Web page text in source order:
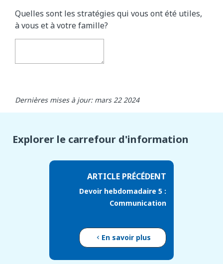
Quelles sont les stratégies qui vous ont été utiles,
à vous et à votre famille?
Dernières mises à jour: mars 22 2024
Explorer le carrefour d'information
ARTICLE PRÉCÉDENT
Devoir hebdomadaire 5 :
Communication
En savoir plus